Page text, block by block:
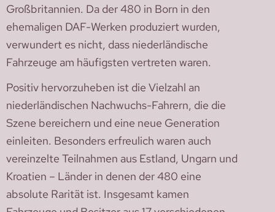
Großbritannien. Da der 480 in Born in den
ehemaligen DAF-Werken produziert wurden,
verwundert es nicht, dass niederländische
Fahrzeuge am häufigsten vertreten waren.
Positiv hervorzuheben ist die Vielzahl an
niederländischen Nachwuchs-Fahrern, die die
Szene bereichern und eine neue Generation
einleiten. Besonders erfreulich waren auch
vereinzelte Teilnahmen aus Estland, Ungarn und
Kroatien – Länder in denen der 480 eine
absolute Rarität ist. Insgesamt kamen